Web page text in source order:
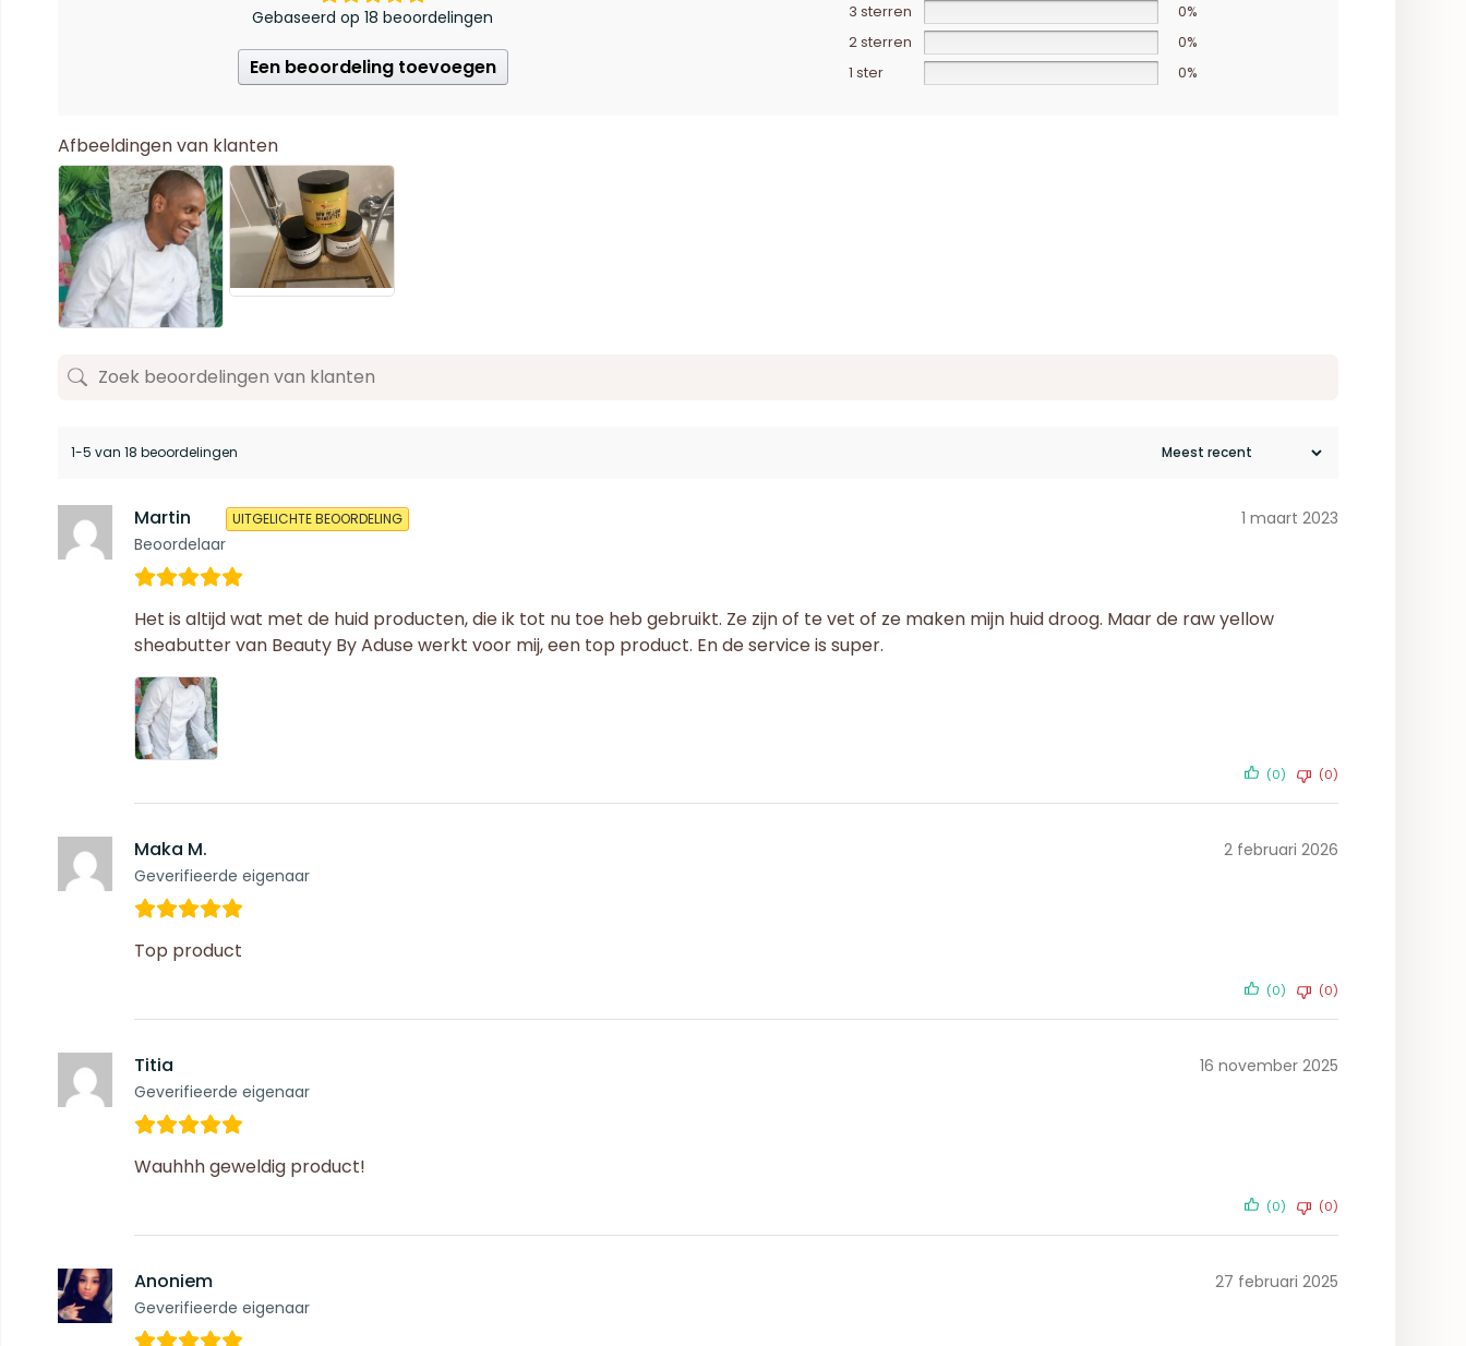
Gebaseerd op 18 beoordelingen
Een beoordeling toevoegen
3 sterren
0%
2 sterren
0%
1 ster
0%
Afbeeldingen van klanten
1-5 van 18 beoordelingen
Martin
Beoordelaar
UITGELICHTE BEOORDELING 1 maart 2023
Het is altijd wat met de huid producten, die ik tot nu toe heb gebruikt. Ze zijn of te vet of ze maken mijn huid droog. Maar de raw yellow
sheabutter van Beauty By Aduse werkt voor mij, een top product. En de service is super.
(0) (0)
Maka M.
Geverifieerde eigenaar
2 februari 2026
Top product
(0) (0)
Titia
Geverifieerde eigenaar
16 november 2025
Wauhhh geweldig product!
(0) (0)
Anoniem
Geverifieerde eigenaar
27 februari 2025